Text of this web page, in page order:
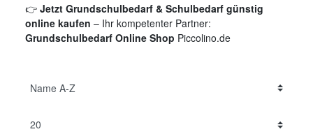
👉 Jetzt Grundschulbedarf & Schulbedarf günstig
online kaufen – Ihr kompetenter Partner:
Grundschulbedarf Online Shop Piccolino.de